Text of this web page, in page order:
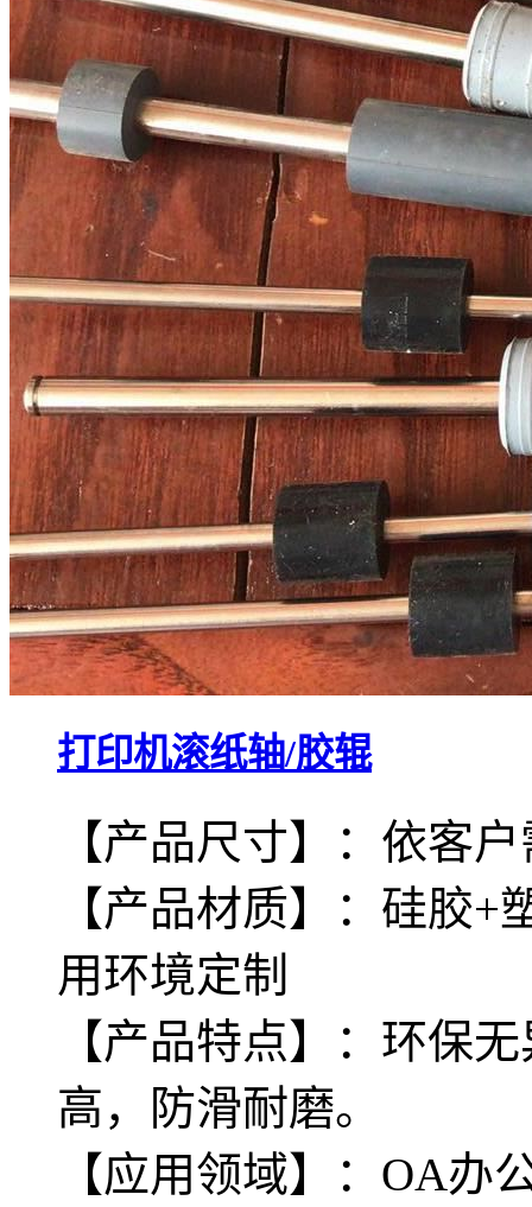
打印机滚纸轴/胶辊
【产品尺寸】：依客
【产品材质】：硅胶
用环境定制
【产品特点】：环保
高，防滑耐磨。
【应用领域】：OA办